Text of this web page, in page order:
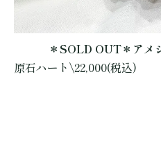
＊SOLD OUT＊アメ
原石ハート\22,000(税込)